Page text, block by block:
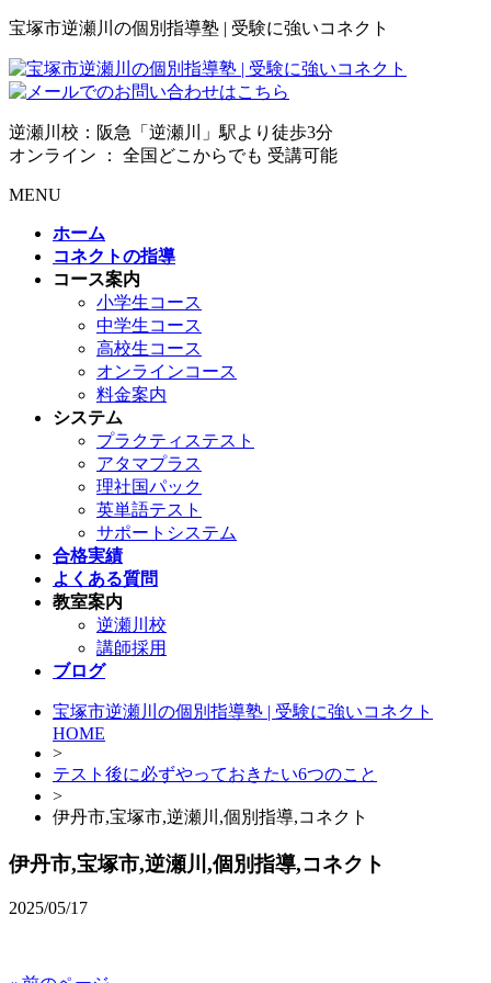
宝塚市逆瀬川の個別指導塾 | 受験に強いコネクト
逆瀬川校：阪急「逆瀬川」駅より徒歩3分
オンライン ： 全国どこからでも 受講可能
MENU
ホーム
コネクトの指導
コース案内
小学生コース
中学生コース
高校生コース
オンラインコース
料金案内
システム
プラクティステスト
アタマプラス
理社国パック
英単語テスト
サポートシステム
合格実績
よくある質問
教室案内
逆瀬川校
講師採用
ブログ
宝塚市逆瀬川の個別指導塾 | 受験に強いコネクト
HOME
>
テスト後に必ずやっておきたい6つのこと
>
伊丹市,宝塚市,逆瀬川,個別指導,コネクト
伊丹市,宝塚市,逆瀬川,個別指導,コネクト
2025/05/17